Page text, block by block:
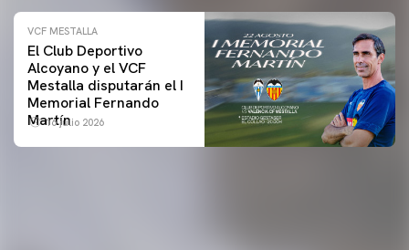
VCF MESTALLA
El Club Deportivo
Alcoyano y el VCF
Mestalla disputarán el I
Memorial Fernando
Martín
16 julio 2026